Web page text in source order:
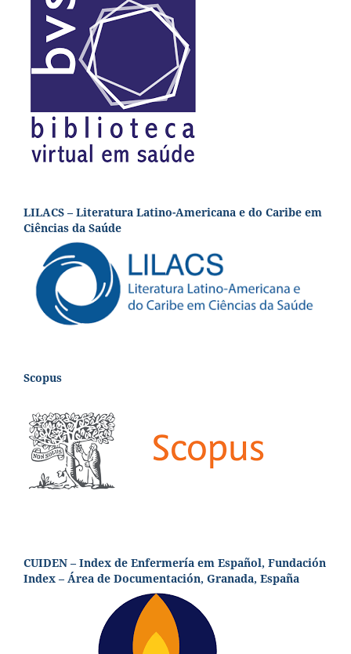
LILACS – Literatura Latino-Americana e do Caribe em
Ciências da Saúde
Scopus
CUIDEN – Index de Enfermería em Español, Fundación
Index – Área de Documentación, Granada, España